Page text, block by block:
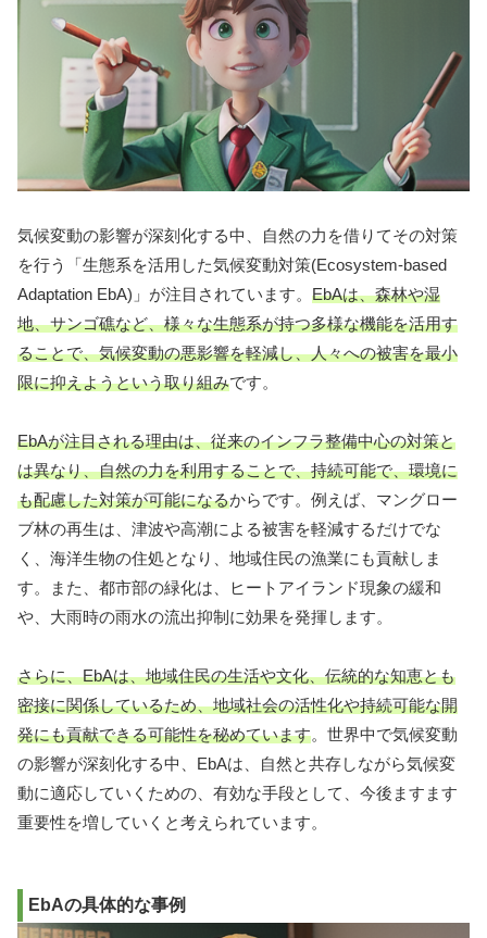
気候変動の影響が深刻化する中、自然の力を借りてその対策
を行う「生態系を活用した気候変動対策(Ecosystem-based
Adaptation EbA)」が注目されています。 EbAは、森林や湿
地、サンゴ礁など、様々な生態系が持つ多様な機能を活用す
ることで、気候変動の悪影響を軽減し、人々への被害を最小
限に抑えようという取り組みです。
EbAが注目される理由は、従来のインフラ整備中心の対策と
は異なり、自然の力を利用することで、持続可能で、環境に
も配慮した対策が可能になるからです。例えば、マングロー
ブ林の再生は、津波や高潮による被害を軽減するだけでな
く、海洋生物の住処となり、地域住民の漁業にも貢献しま
す。また、都市部の緑化は、ヒートアイランド現象の緩和
や、大雨時の雨水の流出抑制に効果を発揮します。
さらに、EbAは、地域住民の生活や文化、伝統的な知恵とも
密接に関係しているため、地域社会の活性化や持続可能な開
発にも貢献できる可能性を秘めています。世界中で気候変動
の影響が深刻化する中、EbAは、自然と共存しながら気候変
動に適応していくための、有効な手段として、今後ますます
重要性を増していくと考えられています。
EbAの具体的な事例